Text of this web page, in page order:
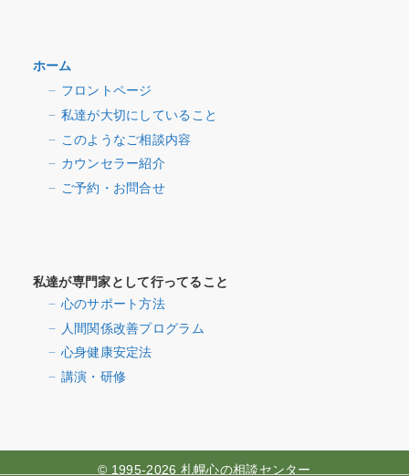
ホーム
フロントページ
私達が大切にしていること
このようなご相談内容
カウンセラー紹介
ご予約・お問合せ
私達が専門家として行ってること
心のサポート方法
人間関係改善プログラム
心身健康安定法
講演・研修
© 1995-2026 札幌心の相談センター